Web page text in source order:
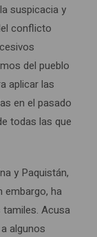
suspicacia y
conflicto
del pueblo
aplicar las
en el pasado
todas las que
y Paquistán,
embargo, ha
Acusa
algunos